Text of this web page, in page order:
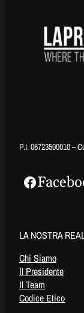
P.I. 06723500010 –
LA NOSTRA
Chi Siamo
Il Presidente
Il Team
Codice Etico